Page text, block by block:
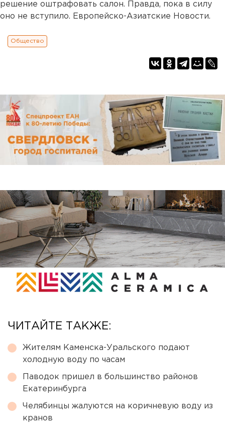
решение оштрафовать салон. Правда, пока в силу
оно не вступило. Европейско-Азиатские Новости.
Общество
ЧИТАЙТЕ ТАКЖЕ:
Жителям Каменска-Уральского подают
холодную воду по часам
Паводок пришел в большинство районов
Екатеринбурга
Челябинцы жалуются на коричневую воду из
кранов